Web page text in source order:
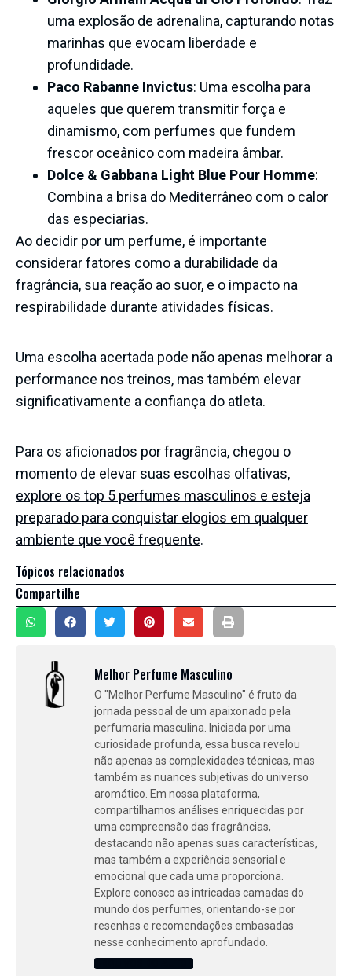
uma explosão de adrenalina, capturando notas
marinhas que evocam liberdade e
profundidade.
Paco Rabanne Invictus: Uma escolha para
aqueles que querem transmitir força e
dinamismo, com perfumes que fundem
frescor oceânico com madeira âmbar.
Dolce & Gabbana Light Blue Pour Homme:
Combina a brisa do Mediterrâneo com o calor
das especiarias.
Ao decidir por um perfume, é importante
considerar fatores como a durabilidade da
fragrância, sua reação ao suor, e o impacto na
respirabilidade durante atividades físicas.
Uma escolha acertada pode não apenas melhorar a
performance nos treinos, mas também elevar
significativamente a confiança do atleta.
Para os aficionados por fragrância, chegou o
momento de elevar suas escolhas olfativas,
explore os top 5 perfumes masculinos e esteja
preparado para conquistar elogios em qualquer
ambiente que você frequente.
Tópicos relacionados
Compartilhe
Melhor Perfume Masculino
O "Melhor Perfume Masculino" é fruto da
jornada pessoal de um apaixonado pela
perfumaria masculina. Iniciada por uma
curiosidade profunda, essa busca revelou
não apenas as complexidades técnicas, mas
também as nuances subjetivas do universo
aromático. Em nossa plataforma,
compartilhamos análises enriquecidas por
uma compreensão das fragrâncias,
destacando não apenas suas características,
mas também a experiência sensorial e
emocional que cada uma proporciona.
Explore conosco as intricadas camadas do
mundo dos perfumes, orientando-se por
resenhas e recomendações embasadas
nesse conhecimento aprofundado.
ARQUIVOS DO AUTOR